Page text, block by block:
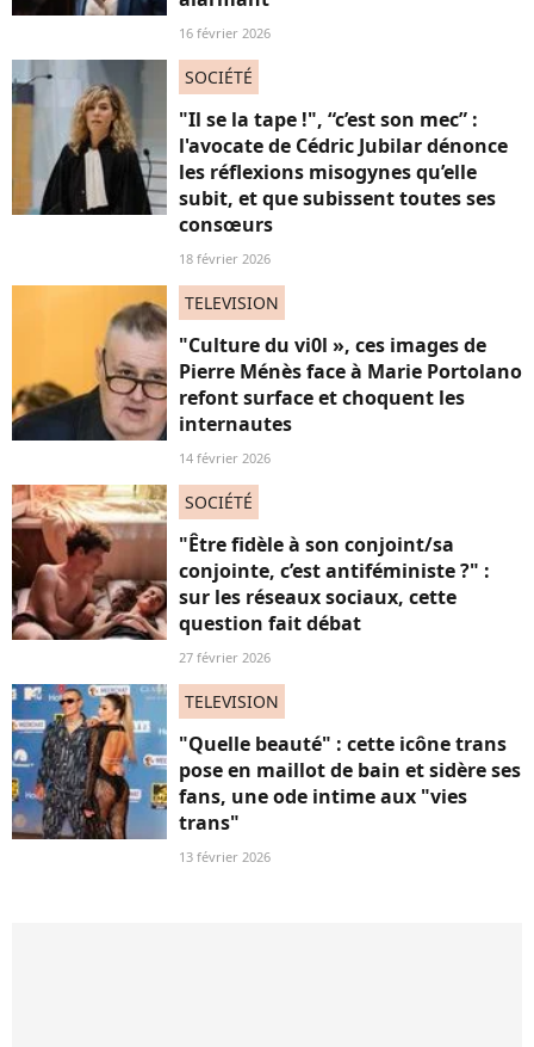
16 février 2026
SOCIÉTÉ
"Il se la tape !", “c’est son mec” :
l'avocate de Cédric Jubilar dénonce
les réflexions misogynes qu’elle
subit, et que subissent toutes ses
consœurs
18 février 2026
TELEVISION
"Culture du vi0l », ces images de
Pierre Ménès face à Marie Portolano
refont surface et choquent les
internautes
14 février 2026
SOCIÉTÉ
"Être fidèle à son conjoint/sa
conjointe, c’est antiféministe ?" :
sur les réseaux sociaux, cette
question fait débat
27 février 2026
TELEVISION
"Quelle beauté" : cette icône trans
pose en maillot de bain et sidère ses
fans, une ode intime aux "vies
trans"
13 février 2026